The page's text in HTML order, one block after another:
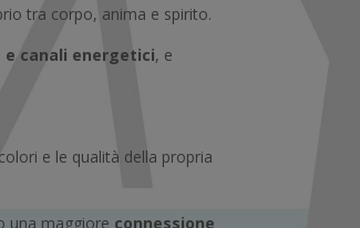
tra corpo, anima e spirito.
e canali energetici, e
e le qualità della propria
una maggiore connessione